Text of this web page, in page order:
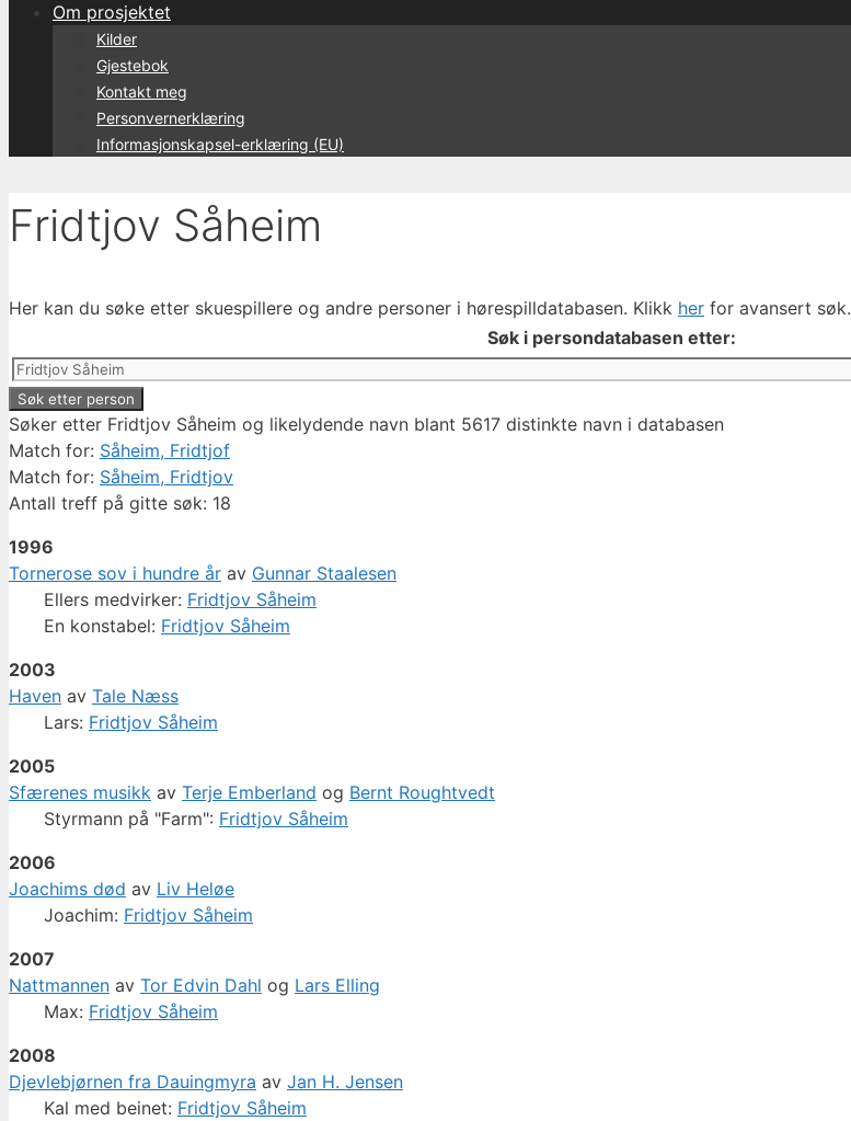
Om prosjektet
Kilder
Gjestebok
Kontakt meg
Personvernerklæring
Informasjonskapsel-erklæring (EU)
Fridtjov Såheim
Her kan du søke etter skuespillere og andre personer i hørespilldatabasen. Klikk her for avansert søk.
Søk i persondatabasen etter:
Søker etter Fridtjov Såheim og likelydende navn blant 5617 distinkte navn i databasen
Match for: Såheim, Fridtjof
Match for: Såheim, Fridtjov
Antall treff på gitte søk: 18
1996
Tornerose sov i hundre år av Gunnar Staalesen
Ellers medvirker: Fridtjov Såheim
En konstabel: Fridtjov Såheim
2003
Haven av Tale Næss
Lars: Fridtjov Såheim
2005
Sfærenes musikk av Terje Emberland og Bernt Roughtvedt
Styrmann på "Farm": Fridtjov Såheim
2006
Joachims død av Liv Heløe
Joachim: Fridtjov Såheim
2007
Nattmannen av Tor Edvin Dahl og Lars Elling
Max: Fridtjov Såheim
2008
Djevlebjørnen fra Dauingmyra av Jan H. Jensen
Kal med beinet: Fridtjov Såheim